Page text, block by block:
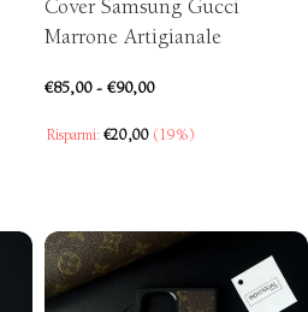
Cover Samsung Gucci
Marrone Artigianale
€85,00 - €90,00
Risparmi: €20,00 (19%)